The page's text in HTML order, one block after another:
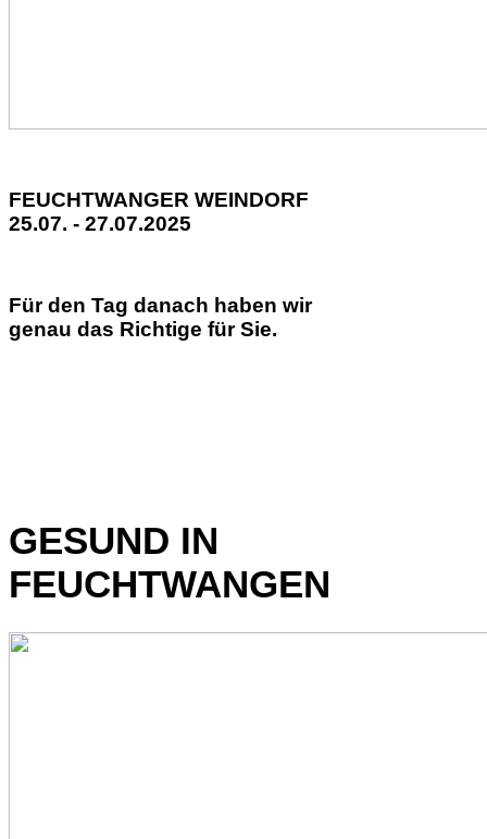
FEUCHTWANGER WEINDORF
25.07. - 27.07.2025
Für den Tag danach haben wir
genau das Richtige für Sie.
GESUND IN
FEUCHTWANGEN